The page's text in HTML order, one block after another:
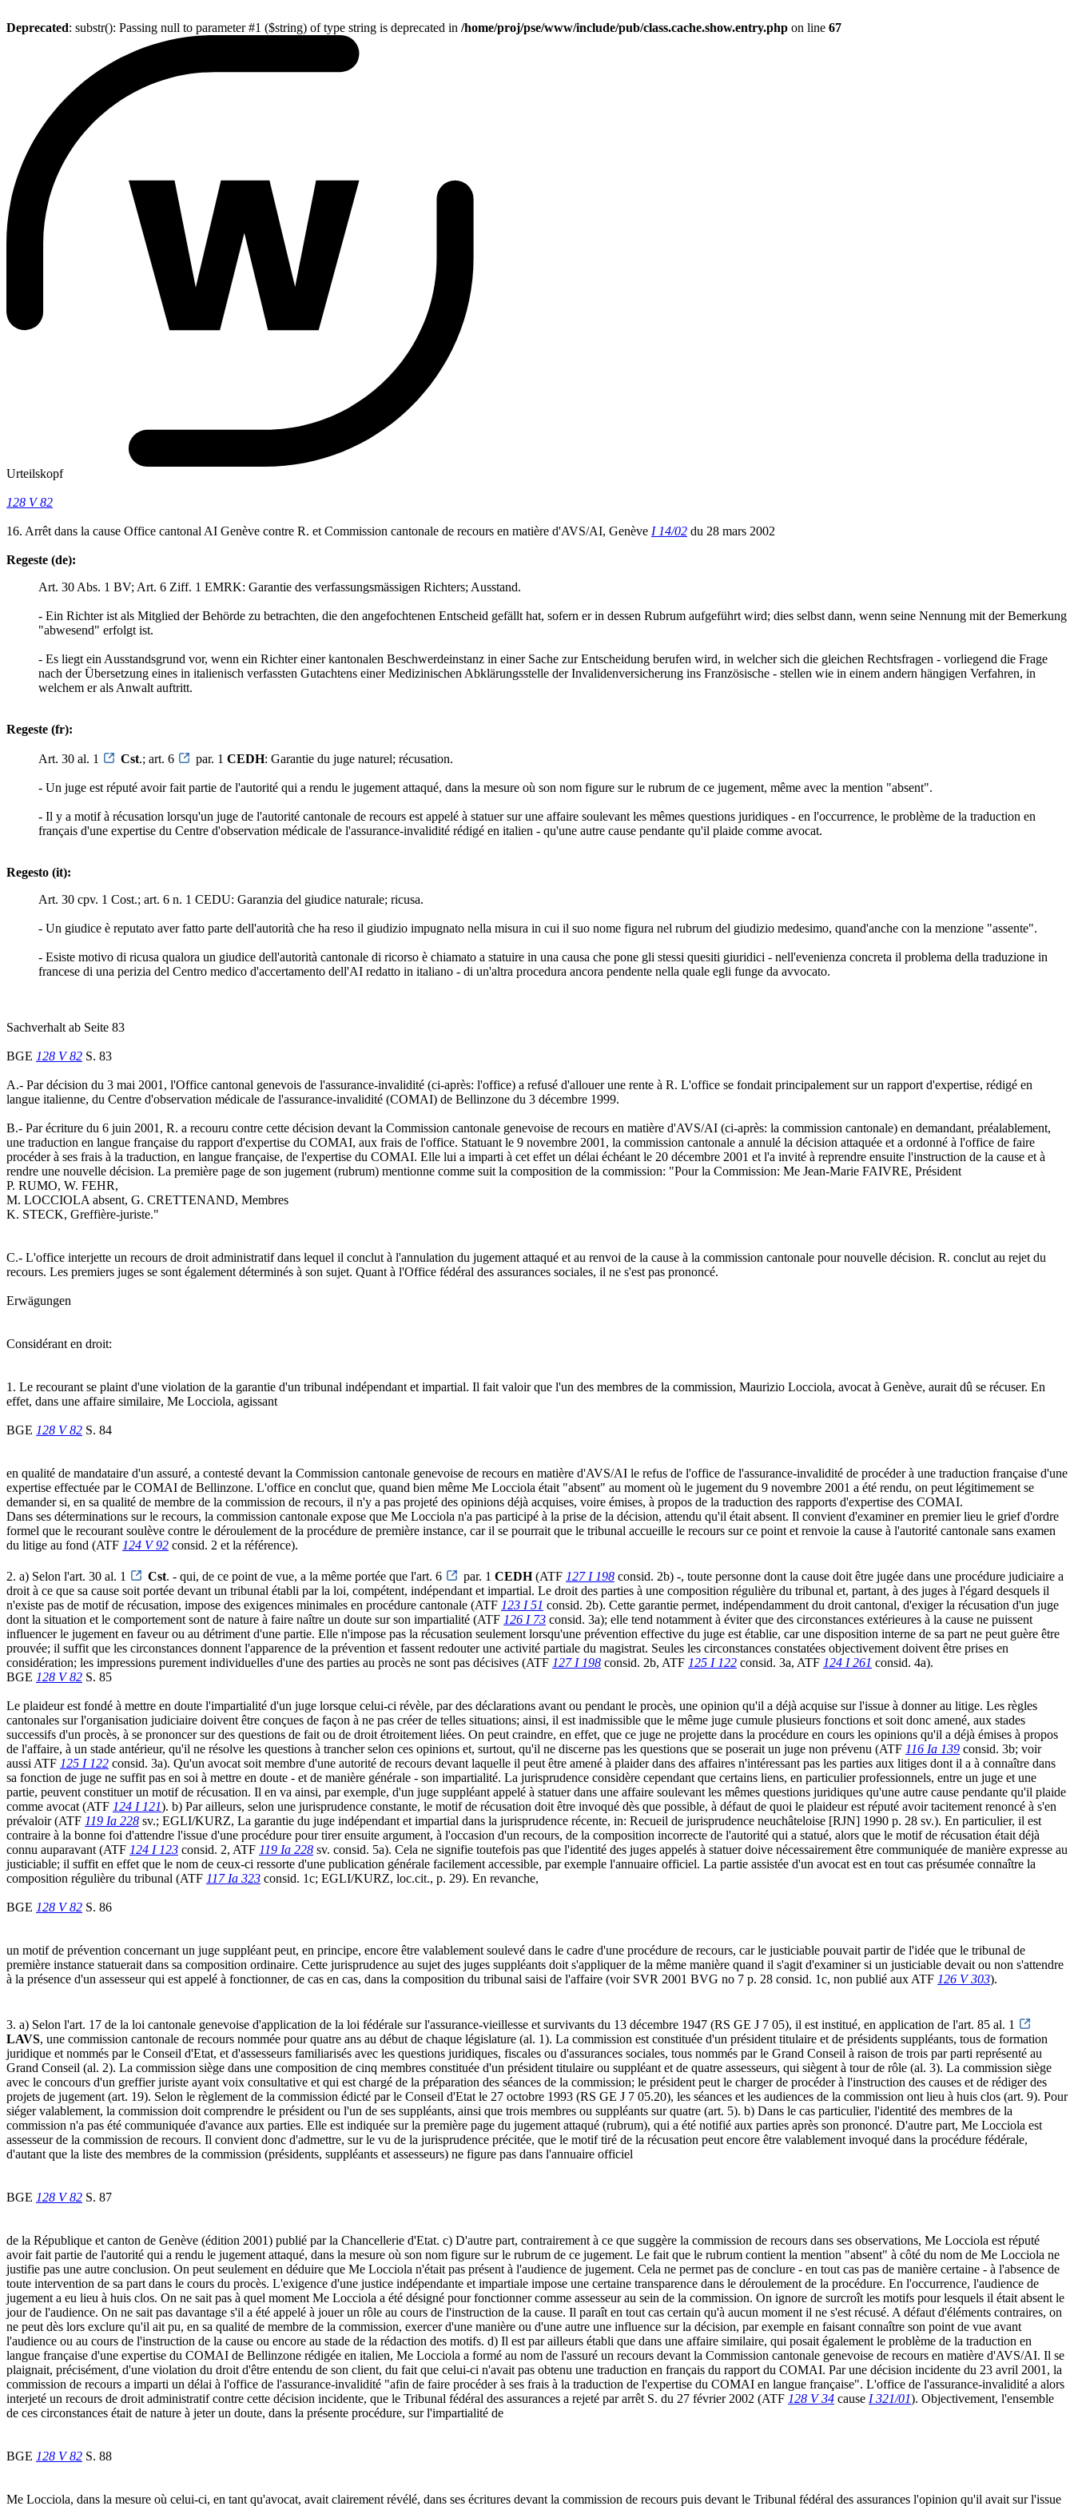
Deprecated: substr(): Passing null to parameter #1 ($string) of type string is deprecated in /home/proj/pse/www/include/pub/class.cache.show.entry.php on line 67
Urteilskopf
128 V 82
16. Arrêt dans la cause Office cantonal AI Genève contre R. et Commission cantonale de recours en matière d'AVS/AI, Genève I 14/02 du 28 mars 2002
Regeste (de):
Art. 30 Abs. 1 BV; Art. 6 Ziff. 1 EMRK: Garantie des verfassungsmässigen Richters; Ausstand.
- Ein Richter ist als Mitglied der Behörde zu betrachten, die den angefochtenen Entscheid gefällt hat, sofern er in dessen Rubrum aufgeführt wird; dies selbst dann, wenn seine Nennung mit der Bemerkung
"abwesend" erfolgt ist.
- Es liegt ein Ausstandsgrund vor, wenn ein Richter einer kantonalen Beschwerdeinstanz in einer Sache zur Entscheidung berufen wird, in welcher sich die gleichen Rechtsfragen - vorliegend die Frage
nach der Übersetzung eines in italienisch verfassten Gutachtens einer Medizinischen Abklärungsstelle der Invalidenversicherung ins Französische - stellen wie in einem andern hängigen Verfahren, in
welchem er als Anwalt auftritt.
Regeste (fr):
Art. 30 al. 1 Cst.; art. 6 par. 1 CEDH: Garantie du juge naturel; récusation.
- Un juge est réputé avoir fait partie de l'autorité qui a rendu le jugement attaqué, dans la mesure où son nom figure sur le rubrum de ce jugement, même avec la mention "absent".
- Il y a motif à récusation lorsqu'un juge de l'autorité cantonale de recours est appelé à statuer sur une affaire soulevant les mêmes questions juridiques - en l'occurrence, le problème de la traduction en
français d'une expertise du Centre d'observation médicale de l'assurance-invalidité rédigé en italien - qu'une autre cause pendante qu'il plaide comme avocat.
Regesto (it):
Art. 30 cpv. 1 Cost.; art. 6 n. 1 CEDU: Garanzia del giudice naturale; ricusa.
- Un giudice è reputato aver fatto parte dell'autorità che ha reso il giudizio impugnato nella misura in cui il suo nome figura nel rubrum del giudizio medesimo, quand'anche con la menzione "assente".
- Esiste motivo di ricusa qualora un giudice dell'autorità cantonale di ricorso è chiamato a statuire in una causa che pone gli stessi quesiti giuridici - nell'evenienza concreta il problema della traduzione in
francese di una perizia del Centro medico d'accertamento dell'AI redatto in italiano - di un'altra procedura ancora pendente nella quale egli funge da avvocato.
Sachverhalt ab Seite 83
BGE 128 V 82 S. 83
A.- Par décision du 3 mai 2001, l'Office cantonal genevois de l'assurance-invalidité (ci-après: l'office) a refusé d'allouer une rente à R. L'office se fondait principalement sur un rapport d'expertise, rédigé en
langue italienne, du Centre d'observation médicale de l'assurance-invalidité (COMAI) de Bellinzone du 3 décembre 1999.
B.- Par écriture du 6 juin 2001, R. a recouru contre cette décision devant la Commission cantonale genevoise de recours en matière d'AVS/AI (ci-après: la commission cantonale) en demandant, préalablement,
une traduction en langue française du rapport d'expertise du COMAI, aux frais de l'office. Statuant le 9 novembre 2001, la commission cantonale a annulé la décision attaquée et a ordonné à l'office de faire
procéder à ses frais à la traduction, en langue française, de l'expertise du COMAI. Elle lui a imparti à cet effet un délai échéant le 20 décembre 2001 et l'a invité à reprendre ensuite l'instruction de la cause et à
rendre une nouvelle décision. La première page de son jugement (rubrum) mentionne comme suit la composition de la commission: "Pour la Commission: Me Jean-Marie FAIVRE, Président
P. RUMO, W. FEHR,
M. LOCCIOLA absent, G. CRETTENAND, Membres
K. STECK, Greffière-juriste."
C.- L'office interjette un recours de droit administratif dans lequel il conclut à l'annulation du jugement attaqué et au renvoi de la cause à la commission cantonale pour nouvelle décision. R. conclut au rejet du
recours. Les premiers juges se sont également déterminés à son sujet. Quant à l'Office fédéral des assurances sociales, il ne s'est pas prononcé.
Erwägungen
Considérant en droit:
1. Le recourant se plaint d'une violation de la garantie d'un tribunal indépendant et impartial. Il fait valoir que l'un des membres de la commission, Maurizio Locciola, avocat à Genève, aurait dû se récuser. En
effet, dans une affaire similaire, Me Locciola, agissant
BGE 128 V 82 S. 84
en qualité de mandataire d'un assuré, a contesté devant la Commission cantonale genevoise de recours en matière d'AVS/AI le refus de l'office de l'assurance-invalidité de procéder à une traduction française d'une
expertise effectuée par le COMAI de Bellinzone. L'office en conclut que, quand bien même Me Locciola était "absent" au moment où le jugement du 9 novembre 2001 a été rendu, on peut légitimement se
demander si, en sa qualité de membre de la commission de recours, il n'y a pas projeté des opinions déjà acquises, voire émises, à propos de la traduction des rapports d'expertise des COMAI.
Dans ses déterminations sur le recours, la commission cantonale expose que Me Locciola n'a pas participé à la prise de la décision, attendu qu'il était absent. Il convient d'examiner en premier lieu le grief d'ordre
formel que le recourant soulève contre le déroulement de la procédure de première instance, car il se pourrait que le tribunal accueille le recours sur ce point et renvoie la cause à l'autorité cantonale sans examen
du litige au fond (ATF 124 V 92 consid. 2 et la référence).
2. a) Selon l'art. 30 al. 1 Cst. - qui, de ce point de vue, a la même portée que l'art. 6 par. 1 CEDH(ATF 127 I 198 consid. 2b) -, toute personne dont la cause doit être jugée dans une procédure judiciaire a
droit à ce que sa cause soit portée devant un tribunal établi par la loi, compétent, indépendant et impartial. Le droit des parties à une composition régulière du tribunal et, partant, à des juges à l'égard desquels il
n'existe pas de motif de récusation, impose des exigences minimales en procédure cantonale (ATF 123 I 51 consid. 2b). Cette garantie permet, indépendamment du droit cantonal, d'exiger la récusation d'un juge
dont la situation et le comportement sont de nature à faire naître un doute sur son impartialité (ATF 126 I 73 consid. 3a); elle tend notamment à éviter que des circonstances extérieures à la cause ne puissent
influencer le jugement en faveur ou au détriment d'une partie. Elle n'impose pas la récusation seulement lorsqu'une prévention effective du juge est établie, car une disposition interne de sa part ne peut guère être
prouvée; il suffit que les circonstances donnent l'apparence de la prévention et fassent redouter une activité partiale du magistrat. Seules les circonstances constatées objectivement doivent être prises en
considération; les impressions purement individuelles d'une des parties au procès ne sont pas décisives (ATF 127 I 198 consid. 2b, ATF 125 I 122 consid. 3a, ATF 124 I 261 consid. 4a).
BGE 128 V 82 S. 85
Le plaideur est fondé à mettre en doute l'impartialité d'un juge lorsque celui-ci révèle, par des déclarations avant ou pendant le procès, une opinion qu'il a déjà acquise sur l'issue à donner au litige. Les règles
cantonales sur l'organisation judiciaire doivent être conçues de façon à ne pas créer de telles situations; ainsi, il est inadmissible que le même juge cumule plusieurs fonctions et soit donc amené, aux stades
successifs d'un procès, à se prononcer sur des questions de fait ou de droit étroitement liées. On peut craindre, en effet, que ce juge ne projette dans la procédure en cours les opinions qu'il a déjà émises à propos
de l'affaire, à un stade antérieur, qu'il ne résolve les questions à trancher selon ces opinions et, surtout, qu'il ne discerne pas les questions que se poserait un juge non prévenu (ATF 116 Ia 139 consid. 3b; voir
aussi ATF 125 I 122 consid. 3a). Qu'un avocat soit membre d'une autorité de recours devant laquelle il peut être amené à plaider dans des affaires n'intéressant pas les parties aux litiges dont il a à connaître dans
sa fonction de juge ne suffit pas en soi à mettre en doute - et de manière générale - son impartialité. La jurisprudence considère cependant que certains liens, en particulier professionnels, entre un juge et une
partie, peuvent constituer un motif de récusation. Il en va ainsi, par exemple, d'un juge suppléant appelé à statuer dans une affaire soulevant les mêmes questions juridiques qu'une autre cause pendante qu'il plaide
comme avocat (ATF 124 I 121). b) Par ailleurs, selon une jurisprudence constante, le motif de récusation doit être invoqué dès que possible, à défaut de quoi le plaideur est réputé avoir tacitement renoncé à s'en
prévaloir (ATF 119 Ia 228 sv.; EGLI/KURZ, La garantie du juge indépendant et impartial dans la jurisprudence récente, in: Recueil de jurisprudence neuchâteloise [RJN] 1990 p. 28 sv.). En particulier, il est
contraire à la bonne foi d'attendre l'issue d'une procédure pour tirer ensuite argument, à l'occasion d'un recours, de la composition incorrecte de l'autorité qui a statué, alors que le motif de récusation était déjà
connu auparavant (ATF 124 I 123 consid. 2, ATF 119 Ia 228 sv. consid. 5a). Cela ne signifie toutefois pas que l'identité des juges appelés à statuer doive nécessairement être communiquée de manière expresse au
justiciable; il suffit en effet que le nom de ceux-ci ressorte d'une publication générale facilement accessible, par exemple l'annuaire officiel. La partie assistée d'un avocat est en tout cas présumée connaître la
composition régulière du tribunal (ATF 117 Ia 323 consid. 1c; EGLI/KURZ, loc.cit., p. 29). En revanche,
BGE 128 V 82 S. 86
un motif de prévention concernant un juge suppléant peut, en principe, encore être valablement soulevé dans le cadre d'une procédure de recours, car le justiciable pouvait partir de l'idée que le tribunal de
première instance statuerait dans sa composition ordinaire. Cette jurisprudence au sujet des juges suppléants doit s'appliquer de la même manière quand il s'agit d'examiner si un justiciable devait ou non s'attendre
à la présence d'un assesseur qui est appelé à fonctionner, de cas en cas, dans la composition du tribunal saisi de l'affaire (voir SVR 2001 BVG no 7 p. 28 consid. 1c, non publié aux ATF 126 V 303).
3. a) Selon l'art. 17 de la loi cantonale genevoise d'application de la loi fédérale sur l'assurance-vieillesse et survivants du 13 décembre 1947 (RS GE J 7 05), il est institué, en application de l'art. 85 al. 1
LAVS, une commission cantonale de recours nommée pour quatre ans au début de chaque législature (al. 1). La commission est constituée d'un président titulaire et de présidents suppléants, tous de formation
juridique et nommés par le Conseil d'Etat, et d'assesseurs familiarisés avec les questions juridiques, fiscales ou d'assurances sociales, tous nommés par le Grand Conseil à raison de trois par parti représenté au
Grand Conseil (al. 2). La commission siège dans une composition de cinq membres constituée d'un président titulaire ou suppléant et de quatre assesseurs, qui siègent à tour de rôle (al. 3). La commission siège
avec le concours d'un greffier juriste ayant voix consultative et qui est chargé de la préparation des séances de la commission; le président peut le charger de procéder à l'instruction des causes et de rédiger des
projets de jugement (art. 19). Selon le règlement de la commission édicté par le Conseil d'Etat le 27 octobre 1993 (RS GE J 7 05.20), les séances et les audiences de la commission ont lieu à huis clos (art. 9). Pour
siéger valablement, la commission doit comprendre le président ou l'un de ses suppléants, ainsi que trois membres ou suppléants sur quatre (art. 5). b) Dans le cas particulier, l'identité des membres de la
commission n'a pas été communiquée d'avance aux parties. Elle est indiquée sur la première page du jugement attaqué (rubrum), qui a été notifié aux parties après son prononcé. D'autre part, Me Locciola est
assesseur de la commission de recours. Il convient donc d'admettre, sur le vu de la jurisprudence précitée, que le motif tiré de la récusation peut encore être valablement invoqué dans la procédure fédérale,
d'autant que la liste des membres de la commission (présidents, suppléants et assesseurs) ne figure pas dans l'annuaire officiel
BGE 128 V 82 S. 87
de la République et canton de Genève (édition 2001) publié par la Chancellerie d'Etat. c) D'autre part, contrairement à ce que suggère la commission de recours dans ses observations, Me Locciola est réputé
avoir fait partie de l'autorité qui a rendu le jugement attaqué, dans la mesure où son nom figure sur le rubrum de ce jugement. Le fait que le rubrum contient la mention "absent" à côté du nom de Me Locciola ne
justifie pas une autre conclusion. On peut seulement en déduire que Me Locciola n'était pas présent à l'audience de jugement. Cela ne permet pas de conclure - en tout cas pas de manière certaine - à l'absence de
toute intervention de sa part dans le cours du procès. L'exigence d'une justice indépendante et impartiale impose une certaine transparence dans le déroulement de la procédure. En l'occurrence, l'audience de
jugement a eu lieu à huis clos. On ne sait pas à quel moment Me Locciola a été désigné pour fonctionner comme assesseur au sein de la commission. On ignore de surcroît les motifs pour lesquels il était absent le
jour de l'audience. On ne sait pas davantage s'il a été appelé à jouer un rôle au cours de l'instruction de la cause. Il paraît en tout cas certain qu'à aucun moment il ne s'est récusé. A défaut d'éléments contraires, on
ne peut dès lors exclure qu'il ait pu, en sa qualité de membre de la commission, exercer d'une manière ou d'une autre une influence sur la décision, par exemple en faisant connaître son point de vue avant
l'audience ou au cours de l'instruction de la cause ou encore au stade de la rédaction des motifs. d) Il est par ailleurs établi que dans une affaire similaire, qui posait également le problème de la traduction en
langue française d'une expertise du COMAI de Bellinzone rédigée en italien, Me Locciola a formé au nom de l'assuré un recours devant la Commission cantonale genevoise de recours en matière d'AVS/AI. Il se
plaignait, précisément, d'une violation du droit d'être entendu de son client, du fait que celui-ci n'avait pas obtenu une traduction en français du rapport du COMAI. Par une décision incidente du 23 avril 2001, la
commission de recours a imparti un délai à l'office de l'assurance-invalidité "afin de faire procéder à ses frais à la traduction de l'expertise du COMAI en langue française". L'office de l'assurance-invalidité a alors
interjeté un recours de droit administratif contre cette décision incidente, que le Tribunal fédéral des assurances a rejeté par arrêt S. du 27 février 2002 (ATF 128 V 34 cause I 321/01). Objectivement, l'ensemble
de ces circonstances était de nature à jeter un doute, dans la présente procédure, sur l'impartialité de
BGE 128 V 82 S. 88
Me Locciola, dans la mesure où celui-ci, en tant qu'avocat, avait clairement révélé, dans ses écritures devant la commission de recours puis devant le Tribunal fédéral des assurances l'opinion qu'il avait sur l'issue